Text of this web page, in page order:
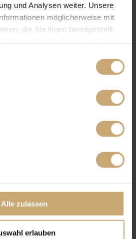
und Analysen weiter. Unsere
möglicherweise mit
die Sie ihnen bereitgestellt
Alle zulassen
erlauben
Treffen Sie uns
auf den führenden
internationalen
Holzfachmessen!
Interview mit
Edouard Ducerf,
Geschäftsführer